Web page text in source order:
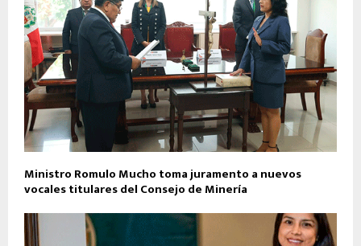
Ministro Romulo Mucho toma juramento a nuevos
vocales titulares del Consejo de Minería